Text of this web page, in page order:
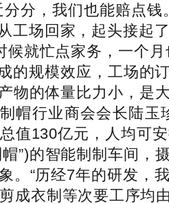
分，我们也能赔点钱
场回家，起头接起了
就忙点家务，一个
的规模效应，工场的
物的体量比力小，是
帽行业商会会长陆玉
值130亿元，人均可
”)的智能制制车间，
“历经7年的研发，
成衣制等次要工序均